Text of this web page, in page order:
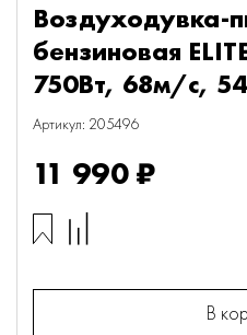
Воздуходувка-
бензиновая
750Вт, 68м/с,
Артикул: 205496
11 990 ₽
В